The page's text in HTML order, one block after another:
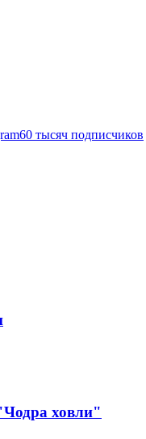
60 тысяч подписчиков
ховли"